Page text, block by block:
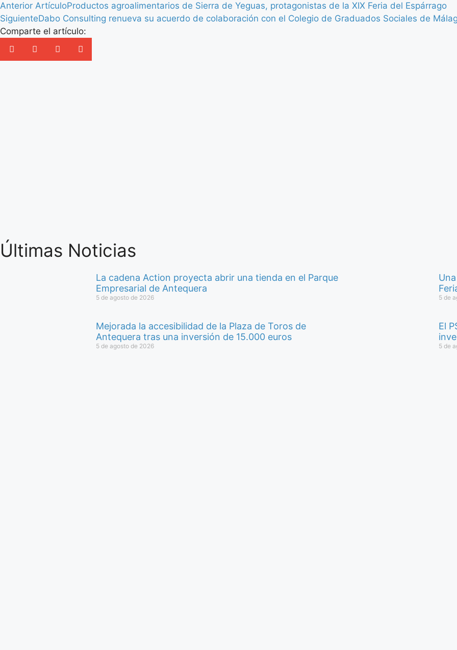
Anterior ArtículoProductos agroalimentarios de Sierra de Yeguas, protagonistas de la XIX Feria del Espárrago
SiguienteDabo Consulting renueva su acuerdo de colaboración con el Colegio de Graduados Sociales de
Comparte el artículo:
Últimas Noticias
La cadena Action proyecta abrir una tienda en el Parque
Empresarial de Antequera
5 de agosto de 2026 5 de
Mejorada la accesibilidad de la Plaza de Toros de
Antequera tras una inversión de 15.000 euros
5 de agosto de 2026
El
5 de